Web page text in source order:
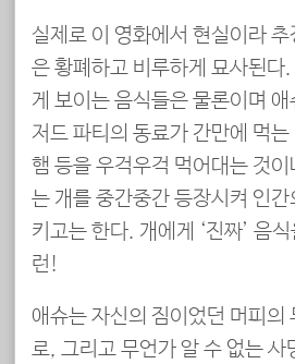
실제로 이 영화에서 현실이라
은 황폐하고 비루하게 묘사된다
게 보이는 음식들은 물론이며 애
저드 파티의 동료가 간만에 먹는
햄 등을 우걱우걱 먹어대는 것
는 개를 중간중간 등장시켜 인간
키고는 한다. 개에게 ‘진짜’ 음
런!
애슈는 자신의 짐이었던 머피의
로, 그리고 무언가 알 수 없는 사